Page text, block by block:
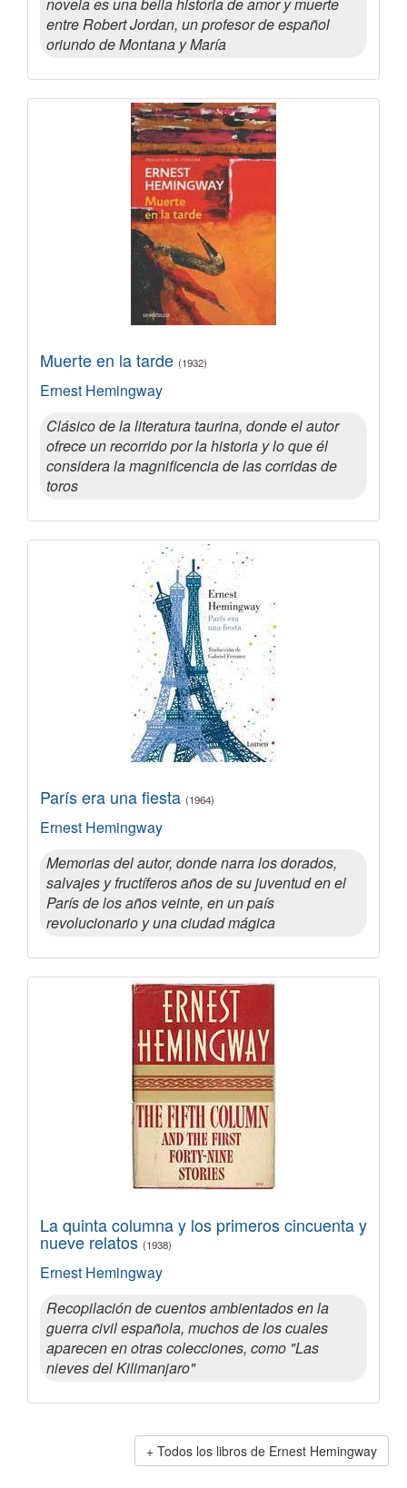
entre Robert Jordan, un profesor de español
oriundo de Montana y María
Muerte en la tarde (1932)
Ernest Hemingway
Clásico de la literatura taurina, donde el autor
ofrece un recorrido por la historia y lo que él
considera la magnificencia de las corridas de
toros
París era una fiesta (1964)
Ernest Hemingway
Memorias del autor, donde narra los dorados,
salvajes y fructíferos años de su juventud en el
París de los años veinte, en un país
revolucionario y una ciudad mágica
La quinta columna y los primeros cincuenta y
nueve relatos (1938)
Ernest Hemingway
Recopilación de cuentos ambientados en la
guerra civil española, muchos de los cuales
aparecen en otras colecciones, como "Las
nieves del Kilimanjaro"
Todos los libros de Ernest Hemingway